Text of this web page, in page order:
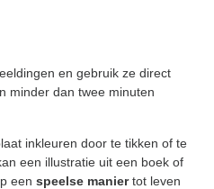
en gebruik ze direct
minder dan twee minuten
inkleuren door te tikken of te
een illustratie uit een boek of
een speelse maniertot leven